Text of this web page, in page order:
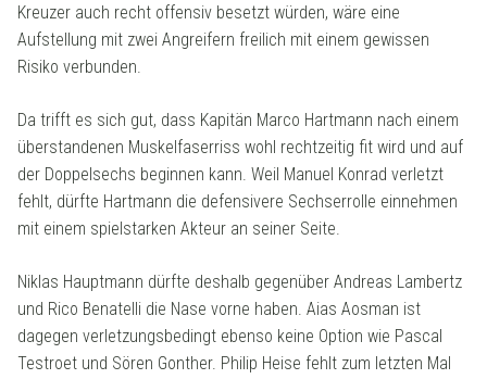
Kreuzer auch recht offensiv besetzt würden, wäre eine
Aufstellung mit zwei Angreifern freilich mit einem gewissen
Risiko verbunden.
Da trifft es sich gut, dass Kapitän Marco Hartmann nach einem
überstandenen Muskelfaserriss wohl rechtzeitig fit wird und auf
der Doppelsechs beginnen kann. Weil Manuel Konrad verletzt
fehlt, dürfte Hartmann die defensivere Sechserrolle einnehmen
mit einem spielstarken Akteur an seiner Seite.
Niklas Hauptmann dürfte deshalb gegenüber Andreas Lambertz
und Rico Benatelli die Nase vorne haben. Aias Aosman ist
dagegen verletzungsbedingt ebenso keine Option wie Pascal
Testroet und Sören Gonther. Philip Heise fehlt zum letzten Mal